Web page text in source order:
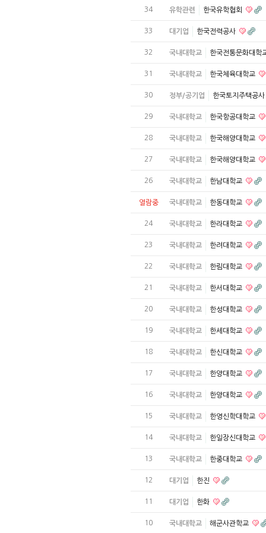
34 유학관련 한국유학협회
33 대기업 한국전력공사
32 국내대학교 한국전통문화대학
31 국내대학교 한국체육대학교
30 정부/공기업 한국토지주택공사
29 국내대학교 한국항공대학교
28 국내대학교 한국해양대학교
27 국내대학교 한국해양대학교
26 국내대학교 한남대학교
열람중 국내대학교 한동대학교
24 국내대학교 한라대학교
23 국내대학교 한려대학교
22 국내대학교 한림대학교
21 국내대학교 한서대학교
20 국내대학교 한성대학교
19 국내대학교 한세대학교
18 국내대학교 한신대학교
17 국내대학교 한양대학교
16 국내대학교 한양대학교
15 국내대학교 한영신학대학교
14 국내대학교 한일장신대학교
13 국내대학교 한중대학교
12 대기업 한진
11 대기업 한화
10 국내대학교 해군사관학교